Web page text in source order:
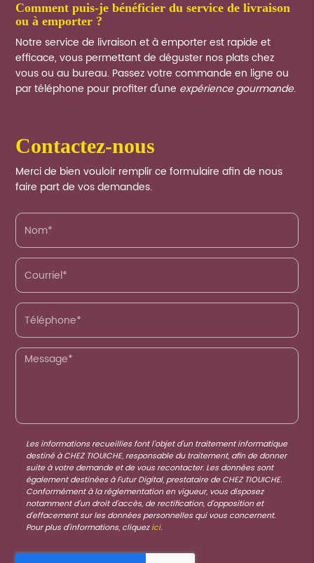
comment puis-je bénéficier du service de livraison
ou à emporter ?
Notre service de livraison et à emporter est rapide et
efficace, vous permettant de déguster nos plats chez
vous ou au bureau. Passez votre commande en ligne ou
par téléphone pour profiter d'une expérience gourmande.
contactez-nous
Merci de bien vouloir remplir ce formulaire afin de nous
faire part de vos demandes.
Les informations recueillies font l’objet d’un traitement informatique
destiné àCHEZ TIOUICHE, responsable du traitement, afin de donner
suite à votre demande et de vous recontacter. Les données sont
également destinées à Futur Digital, prestataire de CHEZ TIOUICHE.
Conformément à la réglementation en vigueur, vous disposez
notamment d'un droit d'accès, de rectification, d'opposition et
d'effacement sur les données personnelles qui vous concernent.
Pour plus d’informations, cliquezici.